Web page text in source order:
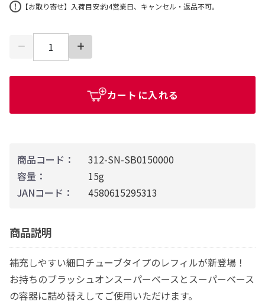
商品コード：
312-SN-SB0150000
容量：
15g
JANコード：
4580615295313
商品説明
補充しやすい細口チューブタイプのレフィルが新登場！
お持ちのブラッシュオンスーパーベースとスーパーベース
の容器に詰め替えしてご使用いただけます。
【お取り寄せ】入荷目安:約4営業日、キャンセル・返品不可。
カートに入れる